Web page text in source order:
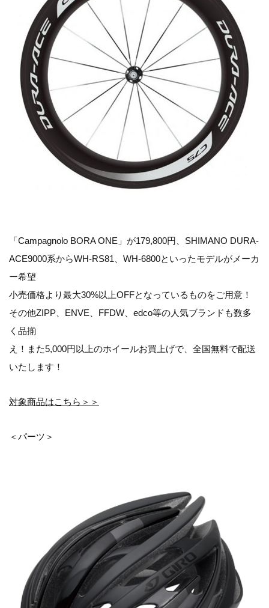
「Campagnolo BORA ONE」が179,800円、SHIMANO DURA-
ACE9000系からWH-RS81、WH-6800といったモデルがメーカ
ー希望
小売価格より最大30%以上OFFとなっているものをご用意！
その他ZIPP、ENVE、FFDW、edco等の人気ブランドも数多
く品揃
え！また5,000円以上のホイールお買上げで、全国無料で配送
いたします！
対象商品はこちら＞＞
＜パーツ＞